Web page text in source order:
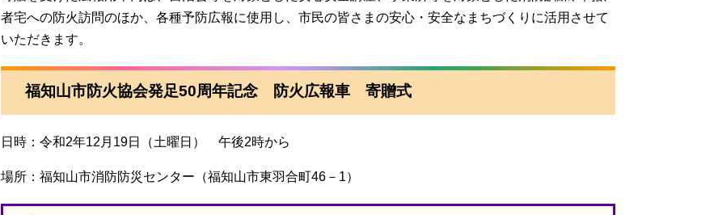
者宅への防火訪問のほか、各種予防広報に使用し、市民の皆さまの安心・安全なまちづくりに活用させて
いただきます。
福知山市防火協会発足50周年記念 防火広報車 寄贈式
日時：令和2年12月19日（土曜日） 午後2時から
場所：福知山市消防防災センター（福知山市東羽合町46－1）